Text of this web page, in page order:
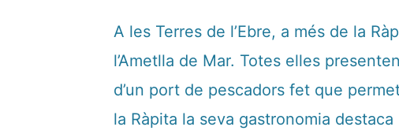
A les Terres de l’Ebre, a més de la
l’Ametlla de Mar. Totes elles
d’un port de pescadors fet que
la Ràpita la seva gastronomia